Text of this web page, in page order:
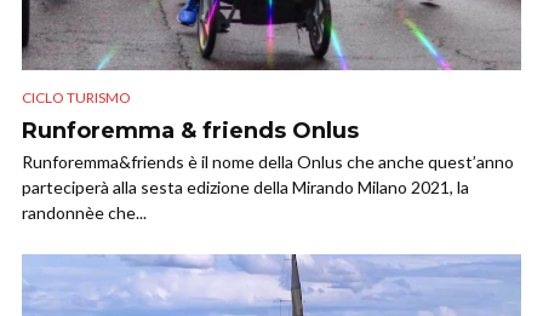
CICLO TURISMO
Runforemma & friends Onlus
Runforemma&friends è il nome della Onlus che anche quest’anno
parteciperà alla sesta edizione della Mirando Milano 2021, la
randonnèe che...